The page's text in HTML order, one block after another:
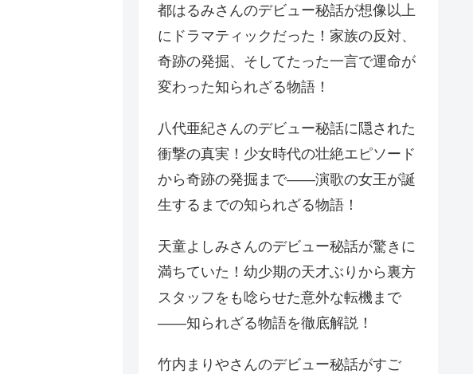
都はるみさんのデビュー秘話が想像以上
にドラマティックだった！家族の反対、
奇跡の発掘、そしてたった一言で運命が
変わった知られざる物語！
八代亜紀さんのデビュー秘話に隠された
衝撃の真実！少女時代の壮絶エピソード
から奇跡の発掘まで——演歌の女王が誕
生するまでの知られざる物語！
天童よしみさんのデビュー秘話が驚きに
満ちていた！幼少期の天才ぶりから裏方
スタッフをも唸らせた意外な転機まで
——知られざる物語を徹底解説！
竹内まりやさんのデビュー秘話がすご